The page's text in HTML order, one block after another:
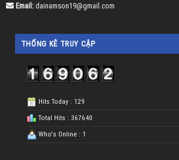
Email:dainamson19@gmail.com
THỐNG KÊ TRUY CẬP
Hits Today : 129
Total Hits : 367640
Who's Online : 1